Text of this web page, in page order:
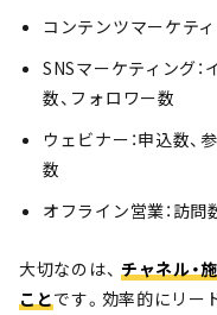
コンテンツマーケティ
SNSマーケティング
数、フォロワー数
ウェビナー：申込数、
数
オフライン営業：訪
大切なのは、 チャネル・
ことです。効率的にリー